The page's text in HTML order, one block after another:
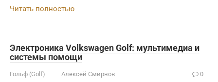
Читать полностью
Электроника Volkswagen Golf: мультимедиа и
системы помощи
Гольф (Golf) Алексей Смирнов 0